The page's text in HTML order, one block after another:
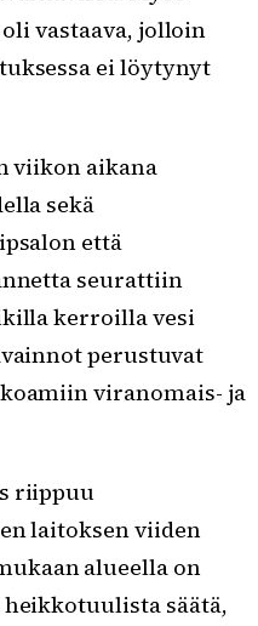
vastaava, jolloin
ei löytynyt
viikon aikana
sekä
että
seurattiin
kerroilla vesi
perustuvat
viranomais- ja
riippuu
laitoksen viiden
alueella on
säätä,